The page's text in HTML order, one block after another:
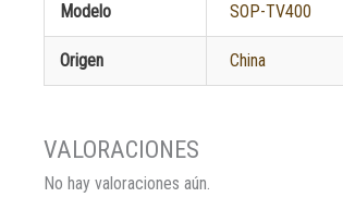
Modelo SOP-TV400
Origen China
No hay valoraciones aún.